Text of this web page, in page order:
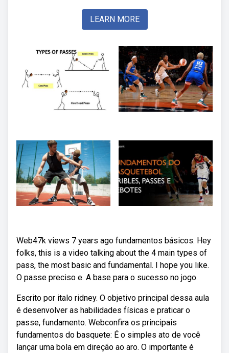
LEARN MORE
Web47k views 7 years ago fundamentos básicos. Hey
folks, this is a video talking about the 4 main types of
pass, the most basic and fundamental. I hope you like.
O passe preciso e. A base para o sucesso no jogo.
Escrito por italo ridney. O objetivo principal dessa aula
é desenvolver as habilidades físicas e praticar o
passe, fundamento. Webconfira os principais
fundamentos do basquete: É o simples ato de você
lançar uma bola em direção ao aro. O importante é